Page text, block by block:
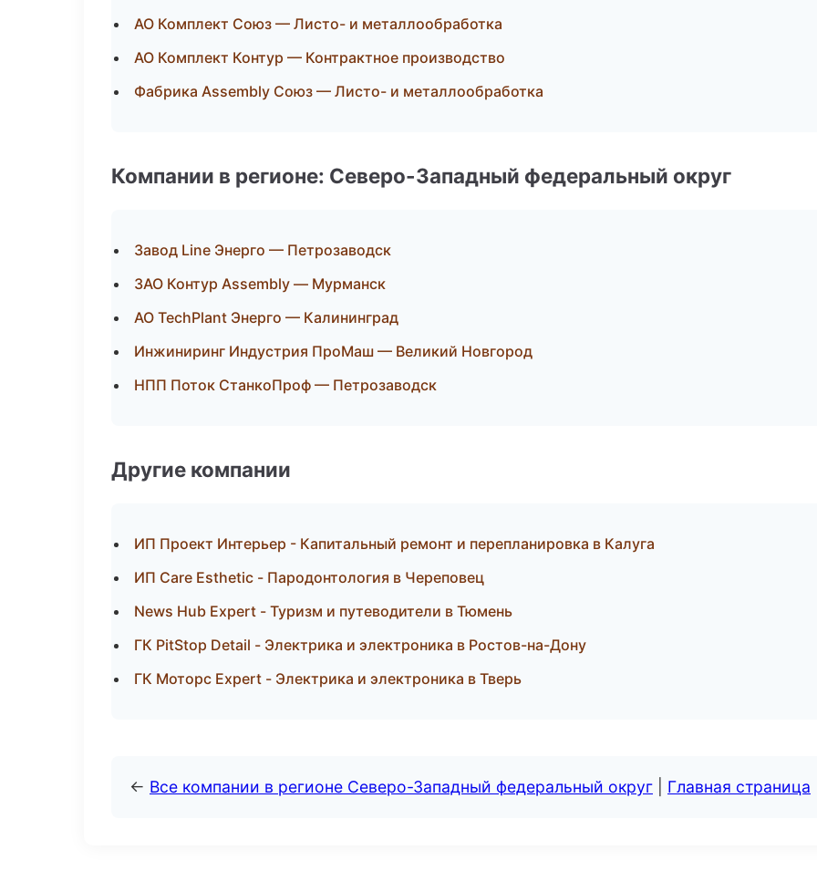
АО Комплект Союз — Листо- и металлообработка
АО Комплект Контур — Контрактное производство
Фабрика Assembly Союз — Листо- и металлообработка
Компании в регионе: Северо-Западный федеральный округ
Завод Line Энерго — Петрозаводск
ЗАО Контур Assembly — Мурманск
АО TechPlant Энерго — Калининград
Инжиниринг Индустрия ПроМаш — Великий Новгород
НПП Поток СтанкоПроф — Петрозаводск
Другие компании
ИП Проект Интерьер - Капитальный ремонт и перепланировка в Калуга
ИП Care Esthetic - Пародонтология в Череповец
News Hub Expert - Туризм и путеводители в Тюмень
ГК PitStop Detail - Электрика и электроника в Ростов-на-Дону
ГК Моторс Expert - Электрика и электроника в Тверь
← Все компании в регионе Северо-Западный федеральный округ Главная страница